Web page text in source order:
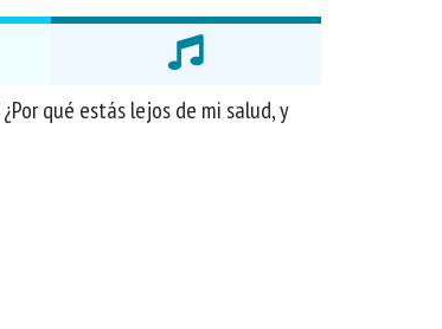
qué estás lejos de mi salud, y